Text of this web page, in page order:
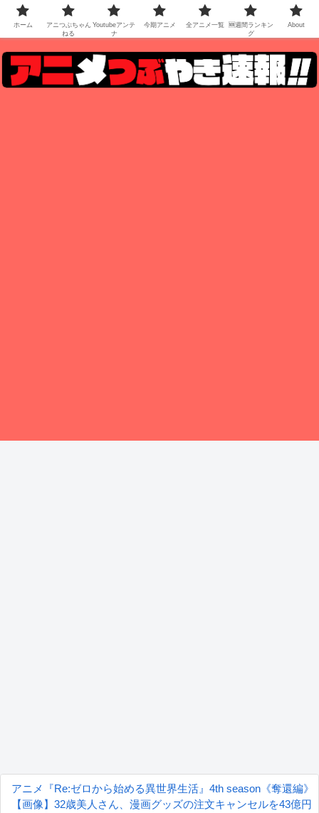
アニメ『Re:ゼロから始める異世界生活』4th season《奪還編》
【画像】32歳美人さん、漫画グッズの注文キャンセルを43億円
ホーム
アニつぶちゃん
ねる
Youtubeアンテ
ナ
今期アニメ 全アニメ一覧
🆕週間ランキン
グ
About